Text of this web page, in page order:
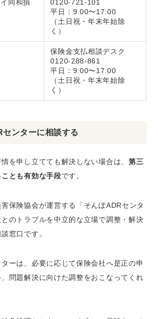
同和損
0120-721-101
平日：9:00〜17:00
（土日祝・年末年始除
く）
保険金支払相談デスク
0120-288-861
平日：9:00〜17:00
（土日祝・年末年始除
く）
ンターに相談する
を申し立てても解決しない場合は、 第三
とも有効な手段です。
保険協会が運営する「そんぽADRセンタ
のトラブルを中立的な立場で調整・解決
窓口です。
ーは、必要に応じて保険会社へ是正の申
問題解決に向けた調整をおこなってくれ